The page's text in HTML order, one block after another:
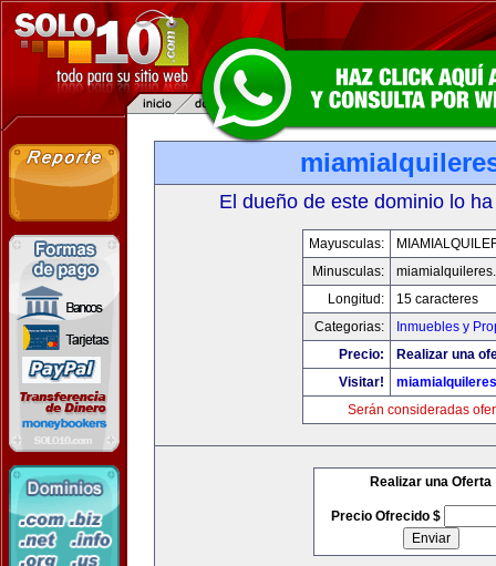
El dueño de este dominio lo
Mayusculas:
Minusculas:
Longitud:
15 caracteres
Categorias:
Inmuebles y
Precio:
Realizar una
Visitar!
Serán consideradas
Realizar una Oferta
Precio Ofrecido $